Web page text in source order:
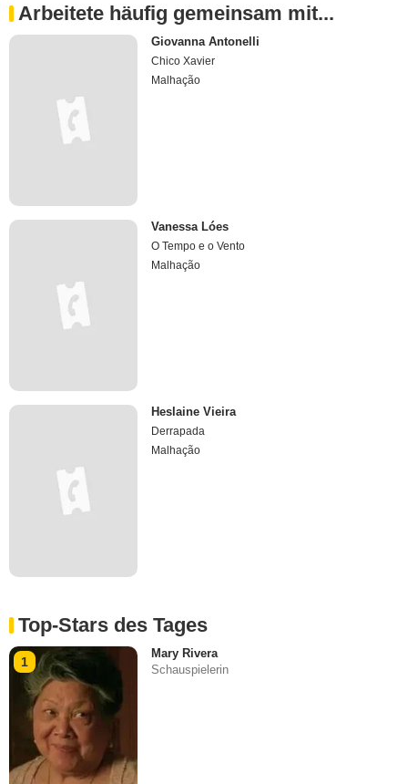
Arbeitete häufig gemeinsam mit...
Giovanna Antonelli
Chico Xavier
Malhação
Vanessa Lóes
O Tempo e o Vento
Malhação
Heslaine Vieira
Derrapada
Malhação
Top-Stars des Tages
1
Mary Rivera
Schauspielerin